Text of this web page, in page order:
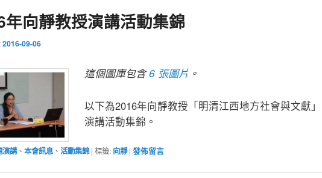
年向靜教授演講活動集錦
2016-09-06
這個圖庫包含6 張圖片 。
以下為2016年向靜教授「明清江西地方社會與文獻」
演講活動集錦。
演講、 本會訊息 、 活動集錦 | 標籤: 向靜 | 發佈留言